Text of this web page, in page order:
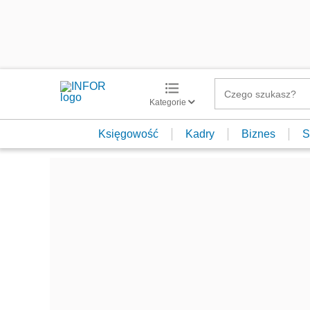
Kategorie
Księgowość Kadry Biznes